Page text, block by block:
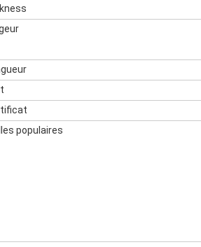
populaires